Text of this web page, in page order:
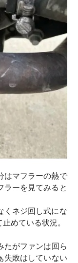
はマフラーの熱で
ラーを見てみると
くネジ回し式にな
めている状況。
たがファンは回ら
失敗はしていない